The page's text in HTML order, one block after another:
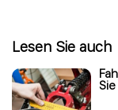
Lesen Sie auch